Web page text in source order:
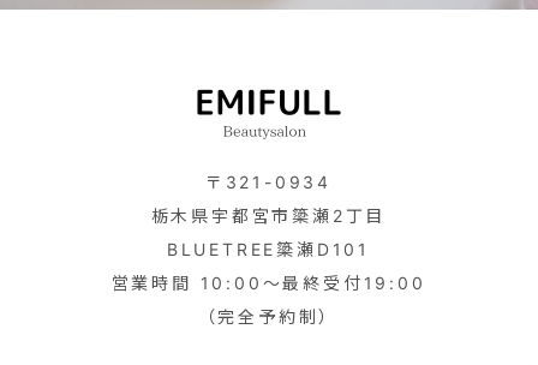
〒321-0934
栃木県宇都宮市簗瀬2丁目
BLUETREE簗瀬D101
営業時間 10:00～最終受付19:00
（完全予約制）